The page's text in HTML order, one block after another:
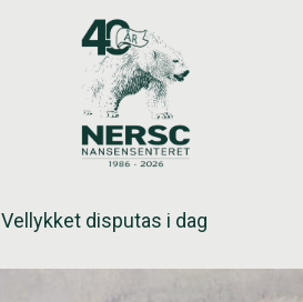
Vellykket disputas i dag